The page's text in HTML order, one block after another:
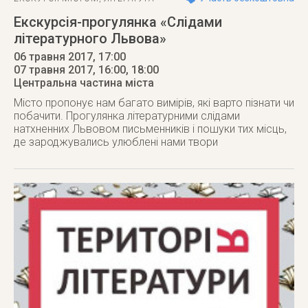
Екскурсія-прогулянка «Слідами
літературного Львова»
06 травня 2017, 17:00
07 травня 2017, 16:00, 18:00
Центральна частина міста
Місто пропонує нам багато вимірів, які варто пізнати чи
побачити. Прогулянка літературними слідами
натхненних Львовом письменників і пошуки тих місць,
де зароджувались улюблені нами твори